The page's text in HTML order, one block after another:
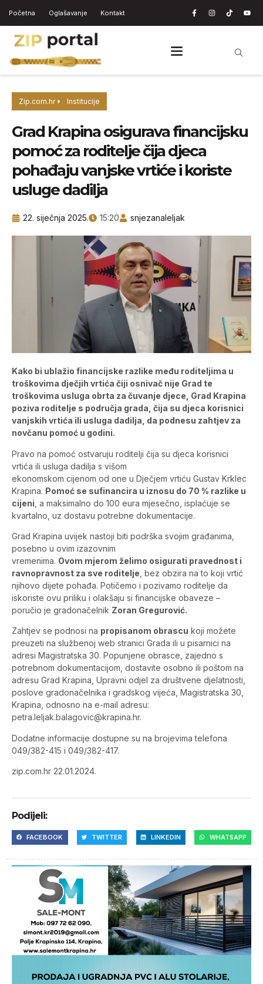
Početna Oglašavanje Kontakt
Zip.com.hr Institucije
Grad Krapina osigurava financijsku
pomoć za roditelje čija djeca
pohađaju vanjske vrtiće i koriste
usluge dadilja
22. siječnja 2025. 15:20 snjezanaleljak
Kako bi ublažio financijske razlike među roditeljima u
troškovima dječjih vrtića čiji osnivač nije Grad te
troškovima usluga obrta za čuvanje djece, Grad Krapina
poziva roditelje s područja grada, čija su djeca korisnici
vanjskih vrtića ili usluga dadilja, da podnesu zahtjev za
novčanu pomoć u godini.
Pravo na pomoć ostvaruju roditelji čija su djeca korisnici
vrtića ili usluga dadilja s višom
ekonomskom cijenom od one u Dječjem vrtiću Gustav Krklec
Krapina. Pomoć se sufinancira u iznosu do 70 % razlike u
cijeni , a maksimalno do 100 eura mjesečno, isplaćuje se
kvartalno, uz dostavu potrebne dokumentacije.
Grad Krapina uvijek nastoji biti podrška svojim građanima,
posebno u ovim izazovnim
vremenima. Ovom mjerom želimo osigurati pravednost i
ravnopravnost za sve roditelje , bez obzira na to koji vrtić
njihovo dijete pohađa. Potičemo i pozivamo roditelje da
iskoriste ovu priliku i olakšaju si financijske obaveze –
poručio je gradonačelnik Zoran Gregurović.
Zahtjev se podnosi na propisanom obrascu koji možete
preuzeti na službenoj web stranici Grada ili u pisarnici na
adresi Magistratska 30. Popunjene obrasce, zajedno s
potrebnom dokumentacijom, dostavite osobno ili poštom na
adresu Grad Krapina, Upravni odjel za društvene djelatnosti,
poslove gradonačelnika i gradskog vijeća, Magistratska 30,
Krapina, odnosno na e-mail adresu:
petra.leljak.balagovic@krapina.hr.
Dodatne informacije dostupne su na brojevima telefona
049/382-415 i 049/382-417.
zip.com.hr 22.01.2024.
Podijeli:
FACEBOOK TWITTER LINKEDIN WHATSAPP